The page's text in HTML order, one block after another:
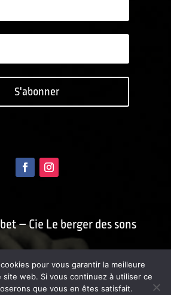
S'abonner
– Cie Le berger des sons
pour vous garantir la meilleure
web. Si vous continuez à utiliser ce
que vous en êtes satisfait.